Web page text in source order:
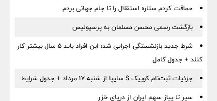
حماقت کردم ستاره استقلال را تا جام جهانی بردم
بازگشت رسمی محسن مسلمان به پرسپولیس
شرط جدید بازنشستگی اجرایی شد؛ این افراد باید ۵ سال بیشتر کار
کنند + جدول کامل
جزئیات ثبت‌نام کوییک S سایپا از شنبه ۱۷ مرداد + جدول شرایط
سیر تا پیاز سهم ایران از دریای خزر